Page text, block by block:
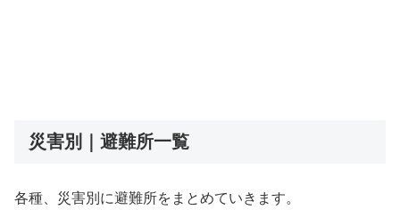
災害別｜避難所一覧
各種、災害別に避難所をまとめていきます。